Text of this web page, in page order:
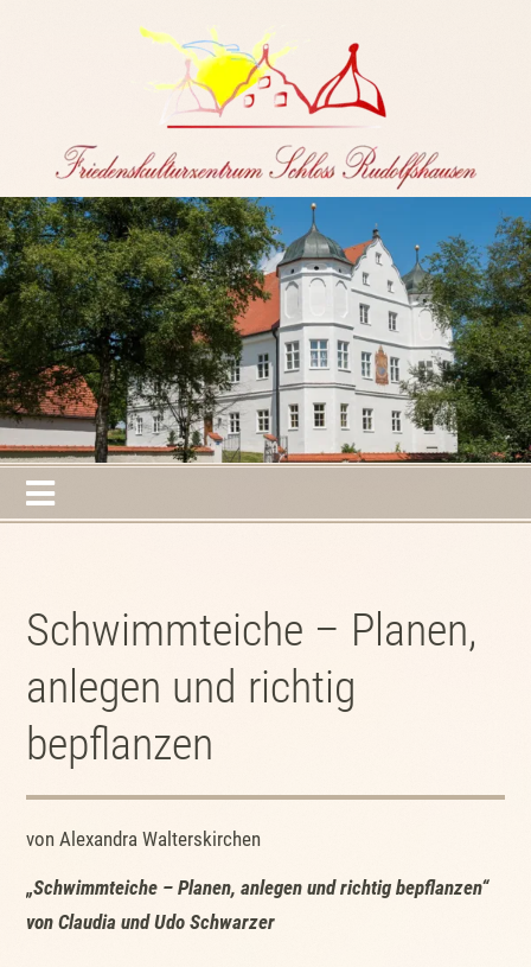
Schwimmteiche – Planen,
anlegen und richtig
bepflanzen
von Alexandra Walterskirchen
„Schwimmteiche – Planen, anlegen und richtig bepflanzen“
von Claudia und Udo Schwarzer